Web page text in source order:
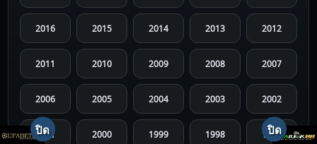
2016 2015 2014 2013 2012
2011 2010 2009 2008 2007
2006 2005 2004 2003 2002
2001 2000 1999 1998 1997